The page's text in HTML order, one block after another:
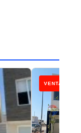
VENTA